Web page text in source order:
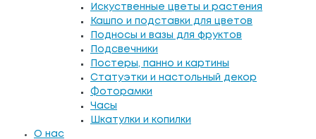
Искуственные цветы и растения
Кашпо и подставки для цветов
Подносы и вазы для фруктов
Подсвечники
Постеры, панно и картины
Статуэтки и настольный декор
Фоторамки
Часы
Шкатулки и копилки
О нас